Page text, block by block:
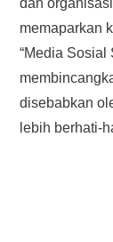
dan
memaparkan
“Media Sosial
disebabkan
lebih berhati-